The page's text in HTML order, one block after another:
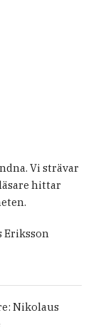
Vi strävar
hittar
Eriksson
Nikolaus